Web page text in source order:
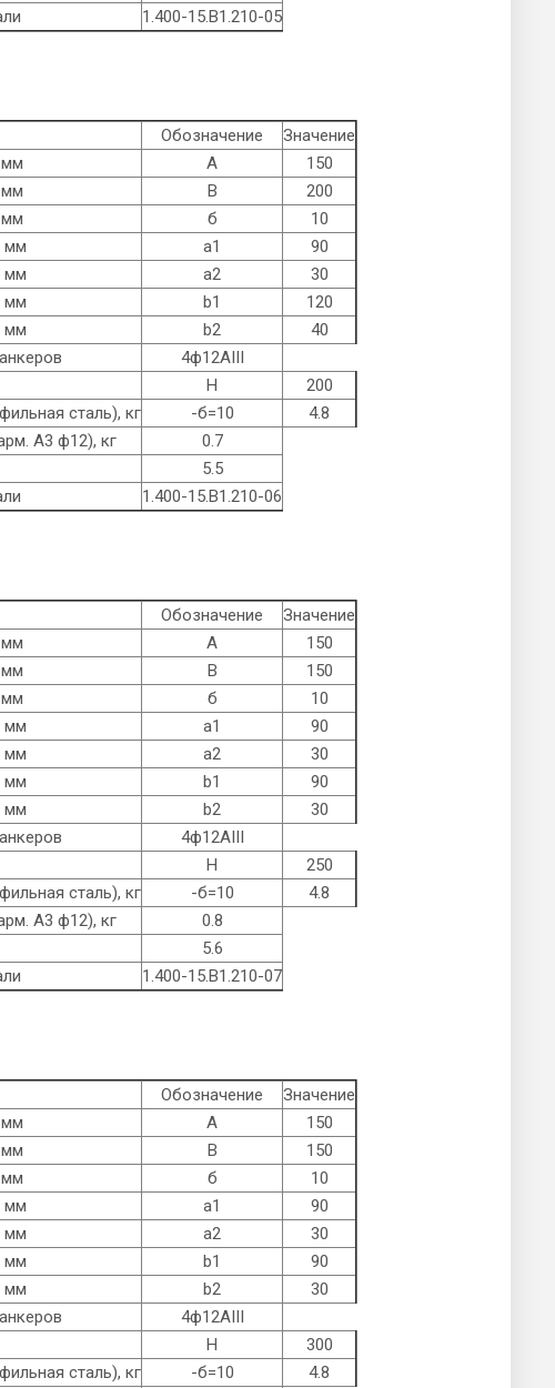
1.400-15.B1.210-05
Обозначение
Значение
мм
А
150
мм
B
200
мм
б
10
мм
а1
90
мм
а2
30
мм
b1
120
мм
b2
40
4ф12AIII
Н
200
сталь), кг
-б=10
4.8
A3 ф12), кг
0.7
5.5
1.400-15.B1.210-06
Обозначение
Значение
мм
А
150
мм
B
150
мм
б
10
мм
а1
90
мм
а2
30
мм
b1
90
мм
b2
30
4ф12AIII
Н
250
сталь), кг
-б=10
4.8
A3 ф12), кг
0.8
5.6
1.400-15.B1.210-07
Обозначение
Значение
мм
А
150
мм
B
150
мм
б
10
мм
а1
90
мм
а2
30
мм
b1
90
мм
b2
30
4ф12AIII
Н
300
сталь), кг
-б=10
4.8